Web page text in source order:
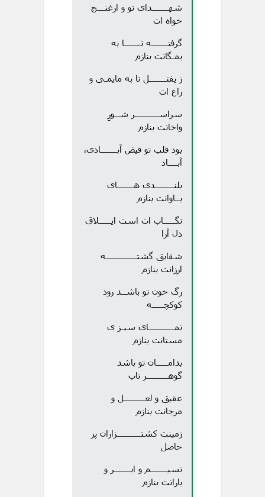
شهـــــــدای تو و ارغنـــج
خواه ات
گرفتـــــــه تـــــــا به
یمـگانت بنازم
ز یفتـــــــل تا به مایمـی و
راغ ات
سراســــــــــر شــورِ
واخانت بنازم
بود قلب تو فیض آبـــــــادی،
آبــــاد
بلنــــــــدی هـــــــای
یــاوانت بنازم
تگـــــاب ات است ایـــــلاق
دل آرا
شقایق گشتـــــــــــــه
ارزانت بنازم
رگ خون تو باشــد رود
کوکچـــــه
نمـــــــــــای سبـز ی
مستانت بنازم
بدامـــــان تو باشد
گوهـــــــــر ناب
عقیق و لعـــــــــل و
مرجانت بنازم
زمینت کشتــــــــــزاران پر
حاصل
نسیـــــــم و ابـــــــر و
بارانت بنازم